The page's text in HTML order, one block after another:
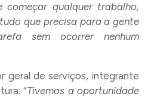
qualquer trabalho,
que precisa para a gente
sem ocorrer nenhum
geral de serviços, integrante
“Tivemos a oportunidade